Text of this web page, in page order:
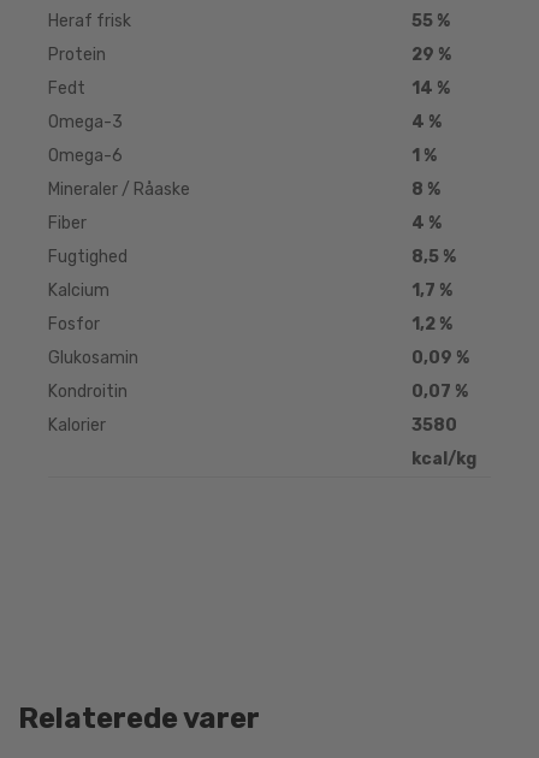
Heraf frisk
55 %
Protein
29 %
Fedt
14 %
Omega-3
4 %
Omega-6
1 %
Mineraler / Råaske
8 %
Fiber
4 %
Fugtighed
8,5 %
Kalcium
1,7 %
Fosfor
1,2 %
Glukosamin
0,09 %
Kondroitin
0,07 %
Kalorier
3580
kcal/kg
Relaterede varer